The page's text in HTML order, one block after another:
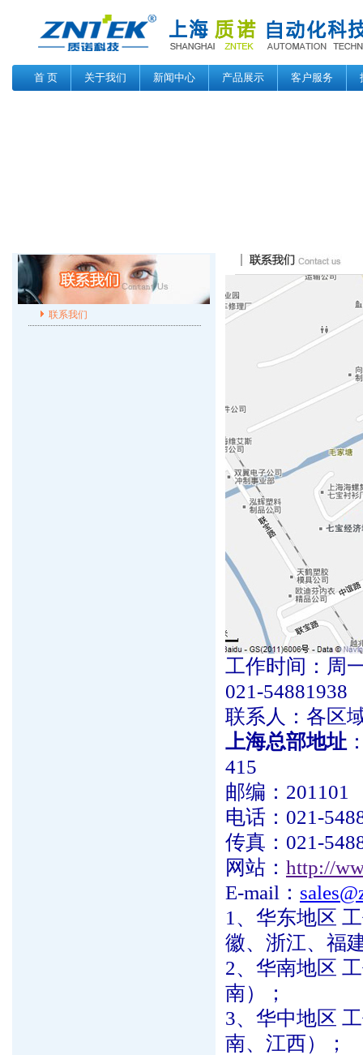
首 页 关于我们 新闻中心 产品展示 客户服务
联系我们
工作时间：周
021-54881938
联系人：各区
上海总部地址
415
邮编：201101
电话：021-
传真：021-
网站： http://
E-mail：
1、华东地区
徽、浙江、福
2、华南地区
南）；
3、华中地区
南、江西）；